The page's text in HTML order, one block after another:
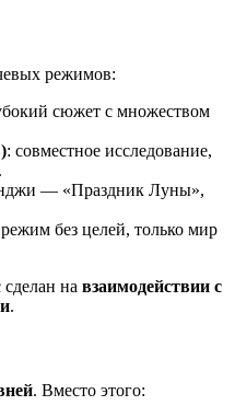
режимов:
сюжет с множеством
: совместное исследование,
— «Праздник Луны»,
без целей, только мир
на взаимодействии с
.
. Вместо этого: